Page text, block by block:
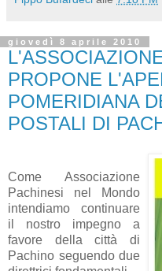
giovedì 8 aprile 2010
PROPONE
POMERIDIANA
POSTALI DI
Come Associazione
Pachinesi nel Mondo
intendiamo continuare
il nostro impegno a
favore della città di
Pachino seguendo due